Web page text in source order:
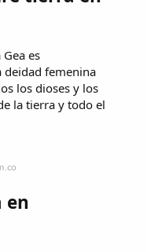
es
deidad femenina
los dioses y los
la tierra y todo el
en